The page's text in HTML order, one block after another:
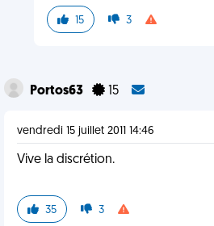
15 3
Portos63 15
vendredi 15 juillet 2011 14:46
Vive la discrétion.
35 3